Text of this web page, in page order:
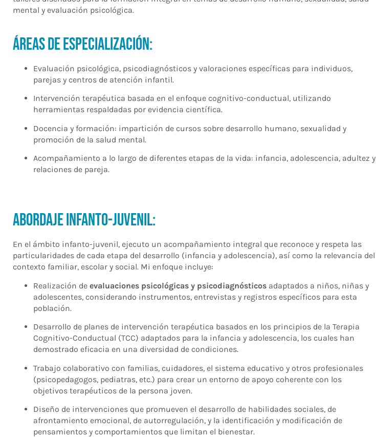
mental y evaluación psicológica.
Áreas de Especialización:
Evaluación psicológica, psicodiagnósticos y valoraciones específicas para individuos,
parejas y centros de atención infantil.
Intervención terapéutica basada en el enfoque cognitivo-conductual, utilizando
herramientas respaldadas por evidencia científica.
Docencia y formación: impartición de cursos sobre desarrollo humano, sexualidad y
promoción de la salud mental.
Acompañamiento a lo largo de diferentes etapas de la vida: infancia, adolescencia, adultez y
relaciones de pareja.
Abordaje infanto-juvenil:
En el ámbito infanto-juvenil, ejecuto un acompañamiento integral que reconoce y respeta las
particularidades de cada etapa del desarrollo (infancia y adolescencia), así como la relevancia del
contexto familiar, escolar y social. Mi enfoque incluye:
Realización de evaluaciones psicológicas y psicodiagnósticos adaptados a niños, niñas y
adolescentes, considerando instrumentos, entrevistas y registros específicos para esta
población.
Desarrollo de planes de intervención terapéutica basados en los principios de la Terapia
Cognitivo-Conductual (TCC) adaptados para la infancia y adolescencia, los cuales han
demostrado eficacia en una diversidad de condiciones.
Trabajo colaborativo con familias, cuidadores, el sistema educativo y otros profesionales
(psicopedagogos, pediatras, etc.) para crear un entorno de apoyo coherente con los
objetivos terapéuticos de la persona joven.
Diseño de intervenciones que promueven el desarrollo de habilidades sociales, de
afrontamiento emocional, de autorregulación, y la identificación y modificación de
pensamientos y comportamientos que limitan el bienestar.